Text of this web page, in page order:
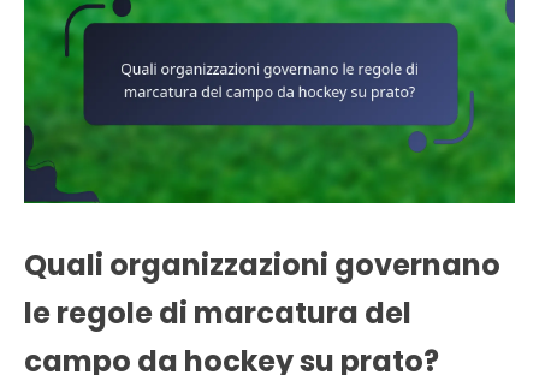
Quali organizzazioni governano
le regole di marcatura del
campo da hockey su prato?